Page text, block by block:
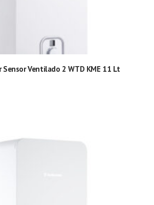
Sensor Ventilado 2 WTD KME 11 Lt